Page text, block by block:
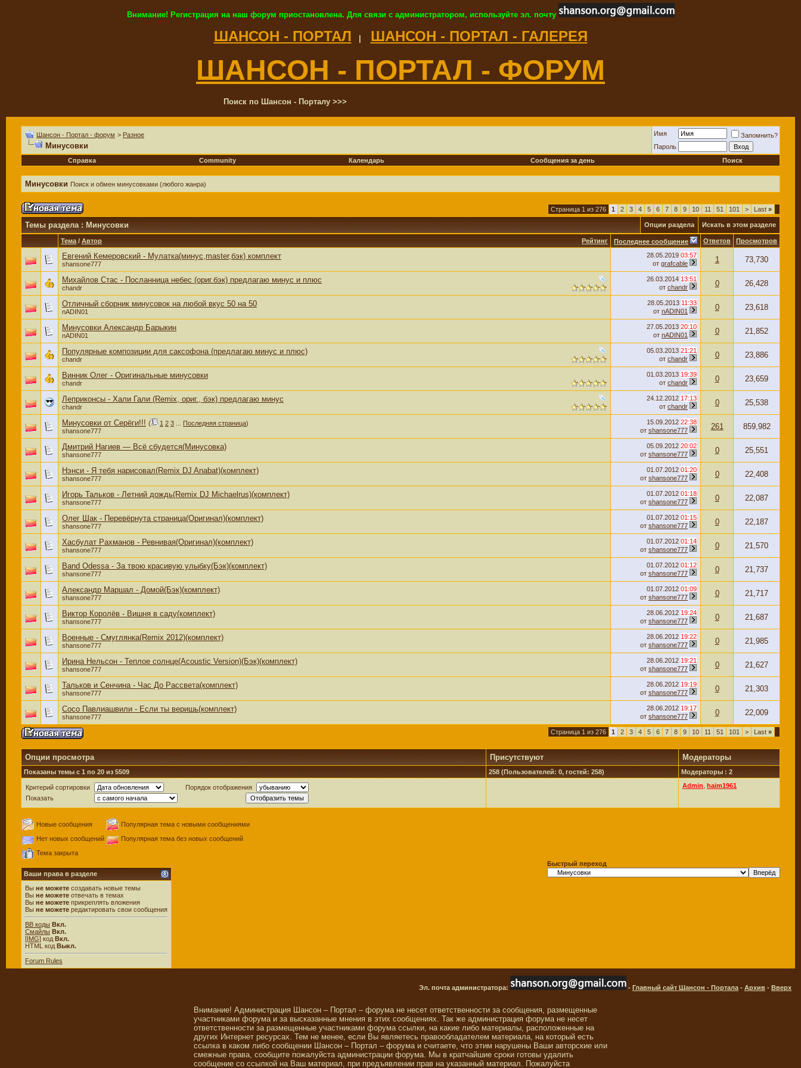
Внимание! Регистрация на наш форум приостановлена. Для связи с администратором, используйте эл. почту
ШАНСОН - ПОРТАЛ ШАНСОН - ПОРТАЛ - ГАЛЕРЕЯ
ШАНСОН - ПОРТАЛ - ФОРУМ
Поиск по Шансон - Порталу >>>
Шансон - Портал - форум > Разное
Минусовки
Имя
Запомнить?
Пароль
Справка
Community Календарь Сообщения за день Поиск
Минусовки Поиск и обмен минусовками (любого жанра)
Страница 1 из 276 1 2 3 4 5 6 7 8 9 10 11 51 101 > Last »
Темы раздела: Минусовки Опции раздела Искать в этом разделе
Рейтинг
Тема / Автор Последнее сообщение Ответов Просмотров
Евгений Кемеровский - Мулатка(минус,master,бэк) комплект
shansone777
28.05.2019 03:57
от grafcable 1 73,730
Михайлов Стас - Посланница небес (ориг.бэк) предлагаю минус и плюс
chandr
26.03.2014 13:51
от chandr 0 26,428
Отличный сборник минусовок на любой вкус 50 на 50
nADIN01
28.05.2013 11:33
от nADIN01 0 23,618
Минусовки Александр Барыкин
nADIN01
27.05.2013 20:10
от nADIN01 0 21,852
Популярные композиции для саксофона (предлагаю минус и плюс)
chandr
05.03.2013 21:21
от chandr 0 23,886
Винник Олег - Оригинальные минусовки
chandr
01.03.2013 19:39
от chandr 0 23,659
Леприконсы - Хали Гали (Remix, ориг., бэк) предлагаю минус
chandr
24.12.2012 17:13
от chandr 0 25,538
Минусовки от Серёги!!! ( 1 2 3 Последняя страница)
shansone777
15.09.2012 22:38
от shansone777 261 859,982
Дмитрий Нагиев — Всё сбудется(Минусовка)
shansone777
05.09.2012 20:02
от shansone777 0 25,551
Нэнси - Я тебя нарисовал(Remix DJ Anabat)(комплект)
shansone777
01.07.2012 01:20
от shansone777 0 22,408
Игорь Тальков - Летний дождь(Remix DJ Michaelrus)(комплект)
shansone777
01.07.2012 01:18
от shansone777 0 22,087
Олег Шак - Перевёрнута страница(Оригинал)(комплект)
shansone777
01.07.2012 01:15
от shansone777 0 22,187
Хасбулат Рахманов - Ревнивая(Оригинал)(комплект)
shansone777
01.07.2012 01:14
от shansone777 0 21,570
Band Odessa - За твою красивую улыбку(Бэк)(комплект)
shansone777
01.07.2012 01:12
от shansone777 0 21,737
Александр Маршал - Домой(Бэк)(комплект)
shansone777
01.07.2012 01:09
от shansone777 0 21,717
Виктор Королёв - Вишня в саду(комплект)
shansone777
28.06.2012 19:24
от shansone777 0 21,687
Военные - Смуглянка(Remix 2012)(комплект)
shansone777
28.06.2012 19:22
от shansone777 0 21,985
Ирина Нельсон - Теплое солнце(Acoustic Version)(Бэк)(комплект)
shansone777
28.06.2012 19:21
от shansone777 0 21,627
Тальков и Сенчина - Час До Рассвета(комплект)
shansone777
28.06.2012 19:19
от shansone777 0 21,303
Сосо Павлиашвили - Если ты веришь(комплект)
shansone777
28.06.2012 19:17
от shansone777 0 22,009
Страница 1 из 276 1 2 3 4 5 6 7 8 9 10 11 51 101 > Last »
Опции просмотра Присутствуют Модераторы
Показаны темы с 1 по 20 из 5509 258 (Пользователей: 0, гостей: 258) Модераторы : 2
Критерий сортировки
Порядок отображения
Показать
Admin haim1961
Новые сообщения
Популярная тема с новыми сообщениями
Нет новых сообщений
Популярная тема без новых сообщений
Тема закрыта
Ваши права в разделе
Вы не можете создавать новые темы
Вы не можете отвечать в темах
Вы не можете прикреплять вложения
Вы не можете редактировать свои сообщения
BB коды Вкл.
Смайлы Вкл.
[IMG] код Вкл.
HTML код Выкл.
Forum Rules
Быстрый переход
Эл. почта администратора: - Главный сайт Шансон - Портала - Архив - Вверх
Внимание! Администрация Шансон – Портал – форума не несет ответственности за сообщения, размещенные
участниками форума и за высказанные мнения в этих сообщениях. Так же администрация форума не несет
ответственности за размещенные участниками форума ссылки, на какие либо материалы, расположенные на
других Интернет ресурсах. Тем не менее, если Вы являетесь правообладателем материала, на который есть
ссылка в каком либо сообщении Шансон – Портал – форума и считаете, что этим нарушены Ваши авторские или
смежные права, сообщите пожалуйста администрации форума. Мы в кратчайшие сроки готовы удалить
сообщение со ссылкой на Ваш материал, при предъявлении прав на указанный материал. Пожалуйста